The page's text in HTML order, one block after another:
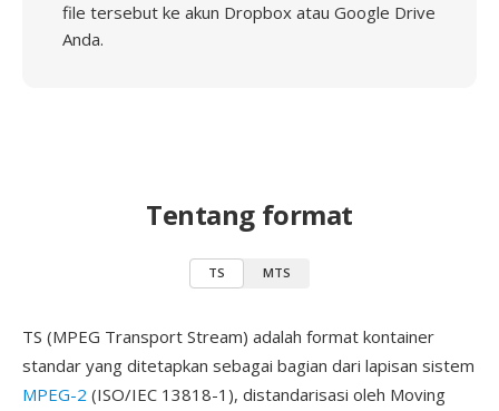
file tersebut ke akun Dropbox atau Google Drive
Anda.
Tentang format
TS MTS
TS (MPEG Transport Stream) adalah format kontainer
standar yang ditetapkan sebagai bagian dari lapisan sistem
MPEG-2 (ISO/IEC 13818-1), distandarisasi oleh Moving